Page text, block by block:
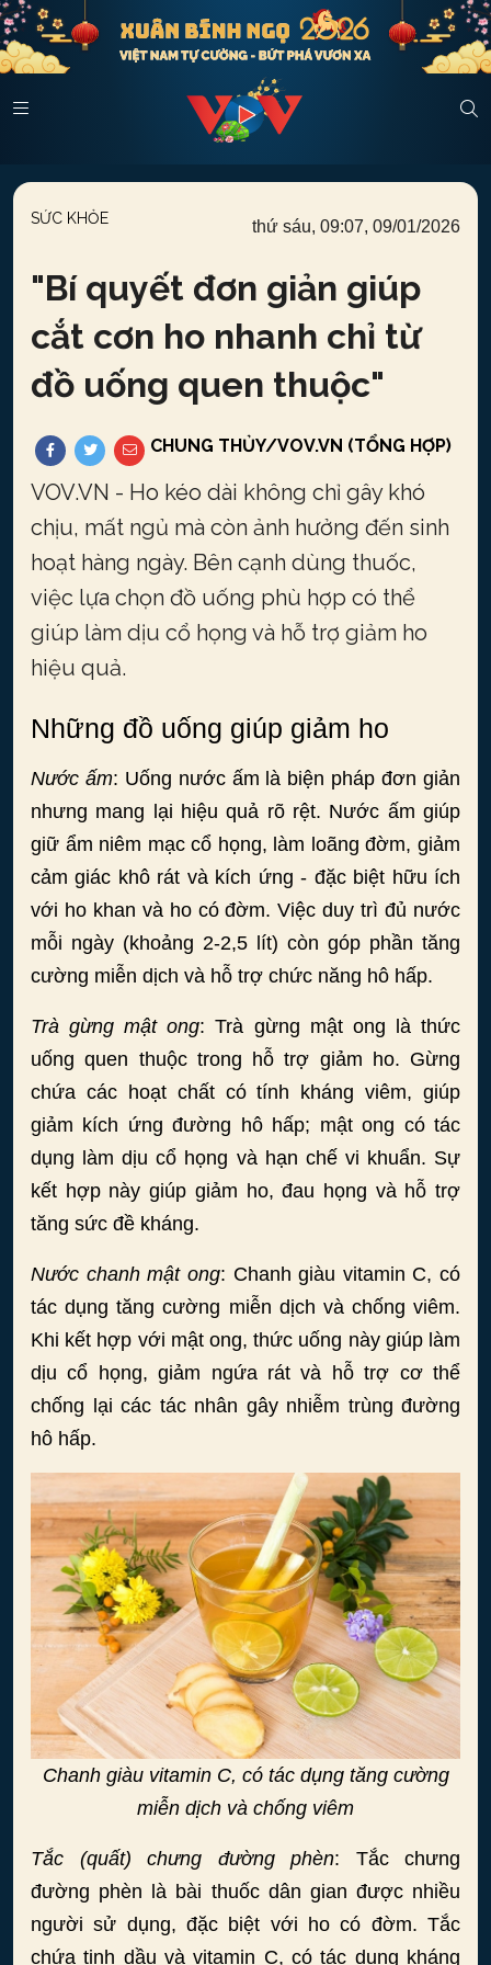
SỨC KHỎE thứ sáu, 09:07, 09/01/2026
"Bí quyết đơn giản giúp
cắt cơn ho nhanh chỉ từ
đồ uống quen thuộc"
CHUNG THỦY/VOV.VN (TỔNG HỢP)
VOV.VN - Ho kéo dài không chỉ gây khó
chịu, mất ngủ mà còn ảnh hưởng đến sinh
hoạt hàng ngày. Bên cạnh dùng thuốc,
việc lựa chọn đồ uống phù hợp có thể
giúp làm dịu cổ họng và hỗ trợ giảm ho
hiệu quả.
Những đồ uống giúp giảm ho
Nước ấm: Uống nước ấm là biện pháp đơn giản
nhưng mang lại hiệu quả rõ rệt. Nước ấm giúp
giữ ẩm niêm mạc cổ họng, làm loãng đờm, giảm
cảm giác khô rát và kích ứng - đặc biệt hữu ích
với ho khan và ho có đờm. Việc duy trì đủ nước
mỗi ngày (khoảng 2-2,5 lít) còn góp phần tăng
cường miễn dịch và hỗ trợ chức năng hô hấp.
Trà gừng mật ong: Trà gừng mật ong là thức
uống quen thuộc trong hỗ trợ giảm ho. Gừng
chứa các hoạt chất có tính kháng viêm, giúp
giảm kích ứng đường hô hấp; mật ong có tác
dụng làm dịu cổ họng và hạn chế vi khuẩn. Sự
kết hợp này giúp giảm ho, đau họng và hỗ trợ
tăng sức đề kháng.
Nước chanh mật ong: Chanh giàu vitamin C, có
tác dụng tăng cường miễn dịch và chống viêm.
Khi kết hợp với mật ong, thức uống này giúp làm
dịu cổ họng, giảm ngứa rát và hỗ trợ cơ thể
chống lại các tác nhân gây nhiễm trùng đường
hô hấp.
Chanh giàu vitamin C, có tác dụng tăng cường
miễn dịch và chống viêm
Tắc (quất) chưng đường phèn: Tắc chưng
đường phèn là bài thuốc dân gian được nhiều
người sử dụng, đặc biệt với ho có đờm. Tắc
chứa tinh dầu và vitamin C, có tác dụng kháng